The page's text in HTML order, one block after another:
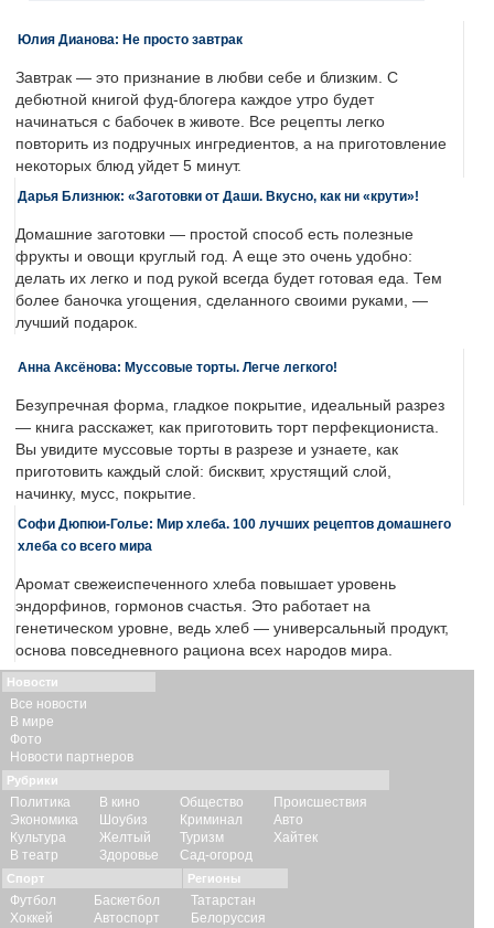
Юлия Дианова: Не просто завтрак
Завтрак — это признание в любви себе и близким. С
дебютной книгой фуд-блогера каждое утро будет
начинаться с бабочек в животе. Все рецепты легко
повторить из подручных ингредиентов, а на приготовление
некоторых блюд уйдет 5 минут.
Дарья Близнюк: «Заготовки от Даши. Вкусно, как ни «крути»!
Домашние заготовки — простой способ есть полезные
фрукты и овощи круглый год. А еще это очень удобно:
делать их легко и под рукой всегда будет готовая еда. Тем
более баночка угощения, сделанного своими руками, —
лучший подарок.
Анна Аксёнова: Муссовые торты. Легче легкого!
Безупречная форма, гладкое покрытие, идеальный разрез
— книга расскажет, как приготовить торт перфекциониста.
Вы увидите муссовые торты в разрезе и узнаете, как
приготовить каждый слой: бисквит, хрустящий слой,
начинку, мусс, покрытие.
Софи Дюпюи-Голье: Мир хлеба. 100 лучших рецептов домашнего
хлеба со всего мира
Аромат свежеиспеченного хлеба повышает уровень
эндорфинов, гормонов счастья. Это работает на
генетическом уровне, ведь хлеб — универсальный продукт,
основа повседневного рациона всех народов мира.
Новости
Все новости
В мире
Фото
Новости партнеров
Рубрики
Политика
Экономика
Культура
В театр
В кино
Шоубиз
Желтый
Здоровье
Общество
Криминал
Туризм
Сад-огород
Происшествия
Авто
Хайтек
Спорт
Футбол
Хоккей
Баскетбол
Автоспорт
Регионы
Татарстан
Белоруссия